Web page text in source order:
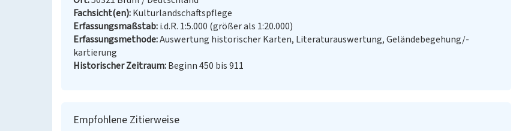
Fachsicht(en) Kulturlandschaftspflege
Erfassungsmaßstab i.d.R. 1:5.000 (größer als 1:20.000)
Erfassungsmethode Auswertung historischer Karten, Literaturauswertung, Geländebegehung/-
kartierung
Historischer Zeitraum Beginn 450 bis 911
Empfohlene Zitierweise